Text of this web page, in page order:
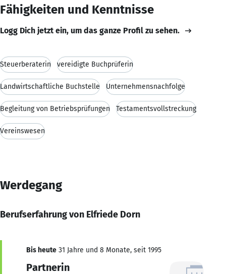
Fähigkeiten und Kenntnisse
Logg Dich jetzt ein, um das ganze Profil zu sehen.
Steuerberaterin vereidigte Buchprüferin
Landwirtschaftliche Buchstelle Unternehmensnachfolge
Begleitung von Betriebsprüfungen Testamentsvollstreckung
Vereinswesen
Werdegang
Berufserfahrung von Elfriede Dorn
Bis heute 31 Jahre und 8 Monate, seit 1995
Partnerin